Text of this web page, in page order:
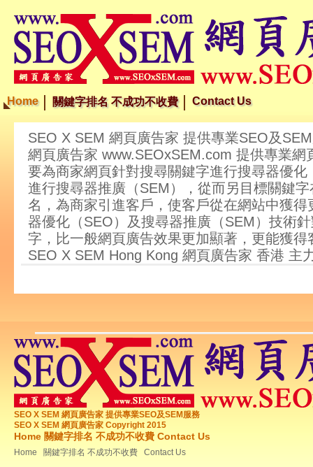
Home 關鍵字排名 不成功不收費 Contact Us
SEO X SEM 網頁廣告家 提供專業SEO及
網頁廣告家 www.SEOxSEM.com 提供專業網
要為商家網頁針對搜尋關鍵字進行搜尋器優化
進行搜尋器推廣（SEM），從而另目標關鍵
名，為商家引進客戶，使客戶從在網站中獲得
器優化（SEO）及搜尋器推廣（SEM）技術
字，比一般網頁廣告效果更加顯著，更能獲得
SEO X SEM Hong Kong 網頁廣告家 香港 主
SEO X SEM 網頁廣告家 提供專業SEO及SEM服務
SEO X SEM 網頁廣告家 Copyright 2015
Home 關鍵字排名 不成功不收費 Contact Us
Home 關鍵字排名 不成功不收費 Contact Us